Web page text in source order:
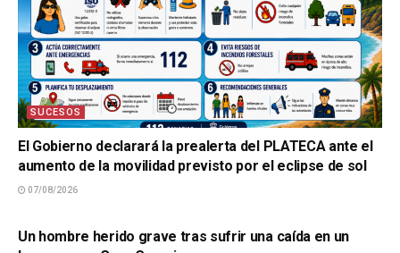
SUCESOS
El Gobierno declarará la prealerta del PLATECA ante el
aumento de la movilidad previsto por el eclipse de sol
07/08/2026
Un hombre herido grave tras sufrir una caída en un